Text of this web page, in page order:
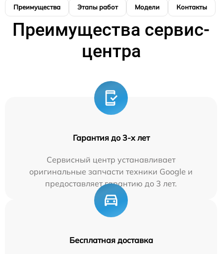
Преимущества Этапы работ Модели Контакты
Преимущества сервис-
центра
Гарантия до 3-х лет
Сервисный центр устанавливает
оригинальные запчасти техники Google и
предоставляет гарантию до 3 лет.
Бесплатная доставка